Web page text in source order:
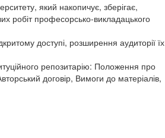
який накопичує, зберігає,
робіт професорсько-викладацького
доступі, розширення аудиторії їх
репозитарію: Положення про
договір, Вимоги до матеріалів,